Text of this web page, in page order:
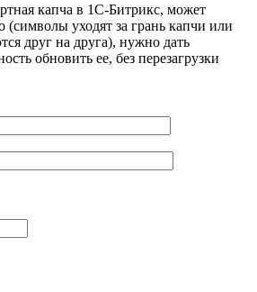
капча в 1С-Битрикс, может
(символы уходят за грань капчи или
друг на друга), нужно дать
обновить ее, без перезагрузки